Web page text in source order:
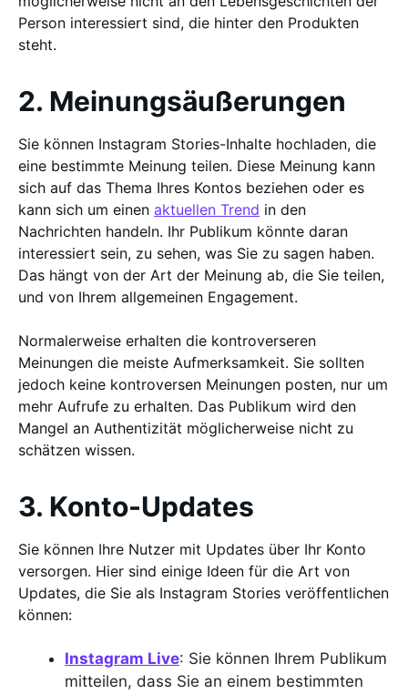
Person interessiert sind, die hinter den Produkten
steht.
2. Meinungsäußerungen
Sie können Instagram Stories-Inhalte hochladen, die
eine bestimmte Meinung teilen. Diese Meinung kann
sich auf das Thema Ihres Kontos beziehen oder es
kann sich um einen aktuellen Trend in den
Nachrichten handeln. Ihr Publikum könnte daran
interessiert sein, zu sehen, was Sie zu sagen haben.
Das hängt von der Art der Meinung ab, die Sie teilen,
und von Ihrem allgemeinen Engagement.
Normalerweise erhalten die kontroverseren
Meinungen die meiste Aufmerksamkeit. Sie sollten
jedoch keine kontroversen Meinungen posten, nur um
mehr Aufrufe zu erhalten. Das Publikum wird den
Mangel an Authentizität möglicherweise nicht zu
schätzen wissen.
3. Konto-Updates
Sie können Ihre Nutzer mit Updates über Ihr Konto
versorgen. Hier sind einige Ideen für die Art von
Updates, die Sie als Instagram Stories veröffentlichen
können:
Instagram Live: Sie können Ihrem Publikum
mitteilen, dass Sie an einem bestimmten